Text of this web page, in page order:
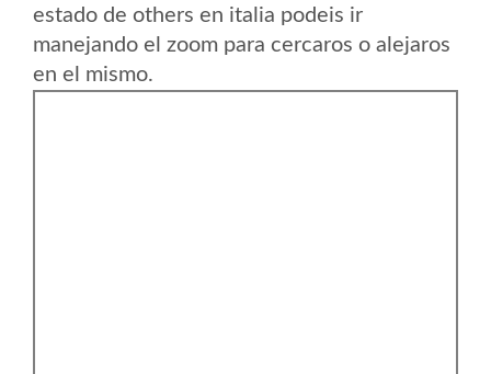
estado de others en italia podeis ir
manejando el zoom para cercaros o alejaros
en el mismo.